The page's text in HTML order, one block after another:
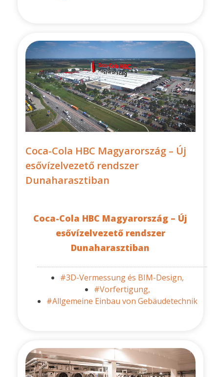
Coca-Cola HBC Magyarország – Új
esővízelvezető rendszer
Dunaharasztiban
Coca-Cola HBC Magyarország – Új
esővízelvezető rendszer
Dunaharasztiban
#3D-Vermessung és BIM-Design,
#Vorfertigung,
#Allgemeine Einbau von Gebäudetechnik